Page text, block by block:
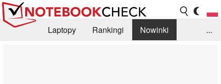
Laptopy Rankingi
Nowinki
...